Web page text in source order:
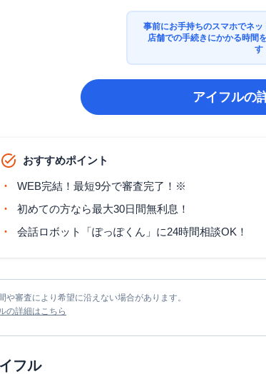
事前にお手持ちのスマホでネッ
店舗での手続きにかかる時間
す
アイフルの
おすすめポイント
WEB完結！最短9分で審査完了！※
初めての方なら最大30日間無利息！
会話ロボット「ぽっぽくん」に24時間相談OK！
や審査により希望に沿えない場合があります。
の詳細はこちら
フル